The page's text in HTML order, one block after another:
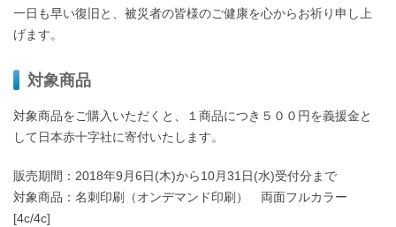
一日も早い復旧と、被災者の皆様のご健康を心からお祈り申し上
げます。
対象商品
対象商品をご購入いただくと、１商品につき５００円を義援金と
して日本赤十字社に寄付いたします。
販売期間：2018年9月6日(木)から10月31日(水)受付分まで
対象商品：名刺印刷（オンデマンド印刷） 両面フルカラー
[4c/4c]